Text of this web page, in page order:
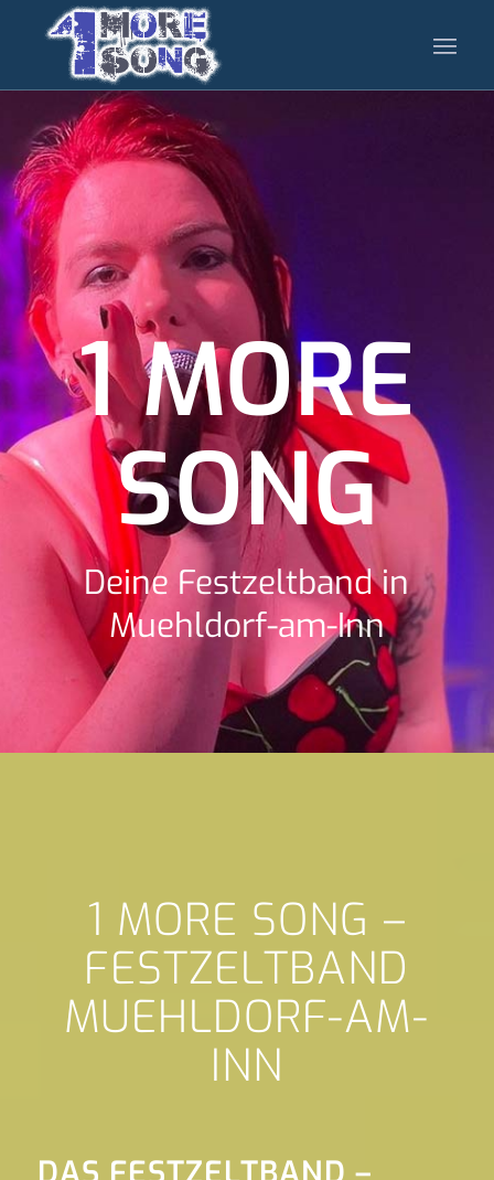
1 MORE
SONG
Deine Festzeltband in
Muehldorf-am-Inn
1 MORE SONG –
FESTZELTBAND
MUEHLDORF-AM-
INN